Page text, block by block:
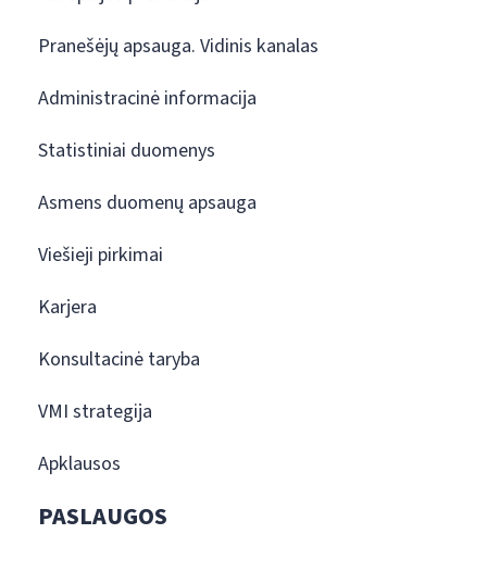
Pranešėjų apsauga. Vidinis kanalas
Administracinė informacija
Statistiniai duomenys
Asmens duomenų apsauga
Viešieji pirkimai
Karjera
Konsultacinė taryba
VMI strategija
Apklausos
PASLAUGOS